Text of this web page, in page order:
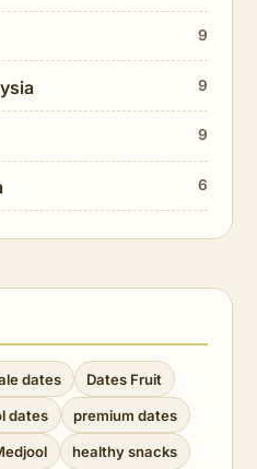
9
9
9
6
dates Dates Fruit
dates premium dates
healthy snacks